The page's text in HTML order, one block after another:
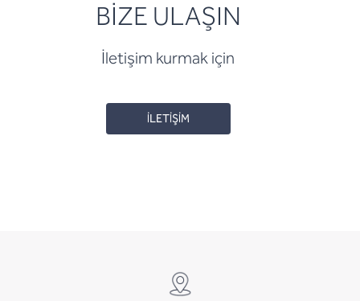
BİZE ULAŞIN
İletişim kurmak için
İLETİŞİM